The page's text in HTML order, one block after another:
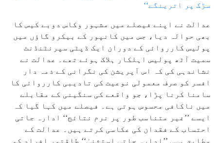
سڑک پر اترینگے‘‘
عدالت نے اپنے فیصلے میں مشہور وکاس دوبے کیس کا
بھی حوالہ دیا، جس میں کانپور کے بیکرو گاؤں میں
پولیس کارروائی کے دوران ایک ڈپٹی سپرنٹنڈنٹ
سمیت آٹھ پولیس اہلکار ہلاک ہوئے تھے۔ عدالت نے
نشاندہی کی کہ اس آپریشن کی نگرانی کے ذمہ دار
افسر کو صرف معمولی نوعیت کی تادیبی کارروائی کا
سامنا کرنا پڑا، جو واقعے کی سنگینی کے مقابلے
میں ناکافی محسوس ہوتی ہے۔ فیصلے میں کہا گیا کہ
ایسے ’’غیر متناسب طور پر نرم نتائج‘‘ ادارہ جاتی
احتساب کے فقدان کی عکاسی کرتے ہیں۔ عدالت کے
مطابق یہی ’’ادارہ جاتی استثنیٰ‘‘ طاقتور افراد کو